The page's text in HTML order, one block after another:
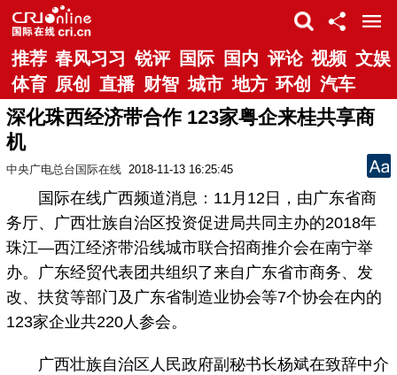
推荐 春风习习 锐评 国际 国内 评论 视频 文娱
体育 原创 直播 财智 城市 地方 环创 汽车
深化珠西经济带合作 123家粤企来桂共享商
机
中央广电总台国际在线 2018-11-13 16:25:45
国际在线广西频道消息：11月12日，由广东省商
务厅、广西壮族自治区投资促进局共同主办的2018年
珠江—西江经济带沿线城市联合招商推介会在南宁举
办。广东经贸代表团共组织了来自广东省市商务、发
改、扶贫等部门及广东省制造业协会等7个协会在内的
123家企业共220人参会。
广西壮族自治区人民政府副秘书长杨斌在致辞中介